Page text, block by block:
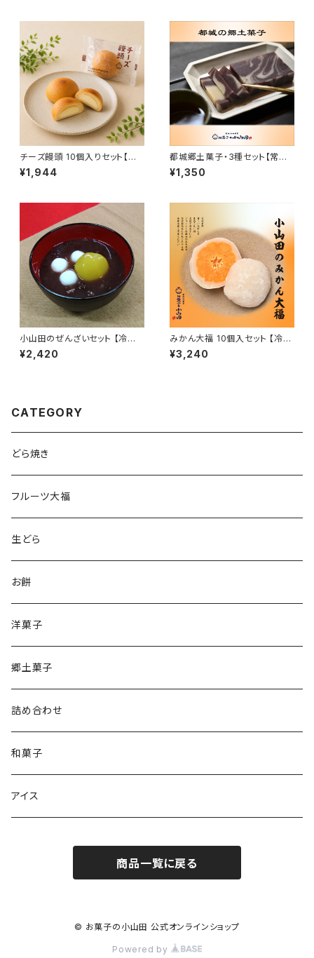
チーズ饅頭 10個入りセット【常
温便】JAL機内食 チーズ饅頭 ク
ッキー クリームチーズ 高千穂バ
¥1,944
都城郷土菓子・3種セット【常温
便】木目羹 高麗菓子 煎粉餅 祝
菓子 きもっかん これがし いこも
¥1,350
小山田のぜんざいセット 【冷凍
便】栗ぜんざい 芋ぜんざい 杵つ
き餅 小豆 おしるこ ギフト プレ
¥2,420
みかん大福 10個入セット 【冷凍
便】フルーツ大福 ジューシー 白
あん ギフト プレゼント おもたせ
¥3,240
CATEGORY
どら焼き
フルーツ大福
生どら
お餅
洋菓子
郷土菓子
詰め合わせ
和菓子
アイス
商品一覧に戻る
© お菓子の小山田 公式オンラインショップ
Powered by